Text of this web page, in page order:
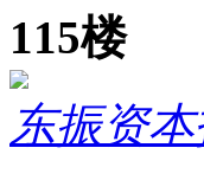
115楼
东振资